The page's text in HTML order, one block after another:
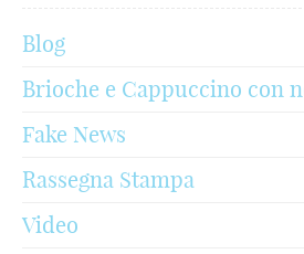
Blog
Brioche e Cappuccino con
Fake News
Rassegna Stampa
Video